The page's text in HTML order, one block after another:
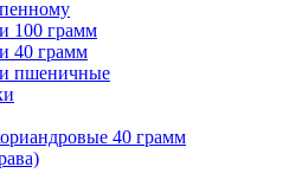
100 грамм
40 грамм
пшеничные
40 грамм